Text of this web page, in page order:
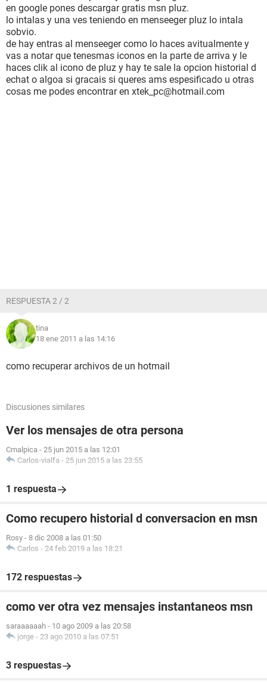
en google pones descargar gratis msn pluz.
lo intalas y una ves teniendo en menseeger pluz lo intala
sobvio.
de hay entras al menseeger como lo haces avitualmente y
vas a notar que tenesmas iconos en la parte de arriva y le
haces clik al icono de pluz y hay te sale la opcion historial d
echat o algoa si gracais si queres ams espesificado u otras
cosas me podes encontrar en xtek_pc@hotmail.com
RESPUESTA 2 / 2
tina
18 ene 2011 a las 14:16
como recuperar archivos de un hotmail
Discusiones similares
Ver los mensajes de otra persona
Cmalpica - 25 jun 2015 a las 12:01
Carlos-vialfa - 25 jun 2015 a las 23:55
1 respuesta
Como recupero historial d conversacion en msn
Rosy - 8 dic 2008 a las 01:50
Carlos - 24 feb 2019 a las 18:21
172 respuestas
como ver otra vez mensajes instantaneos msn
saraaaaaah - 10 ago 2009 a las 20:58
jorge - 23 ago 2010 a las 07:51
3 respuestas